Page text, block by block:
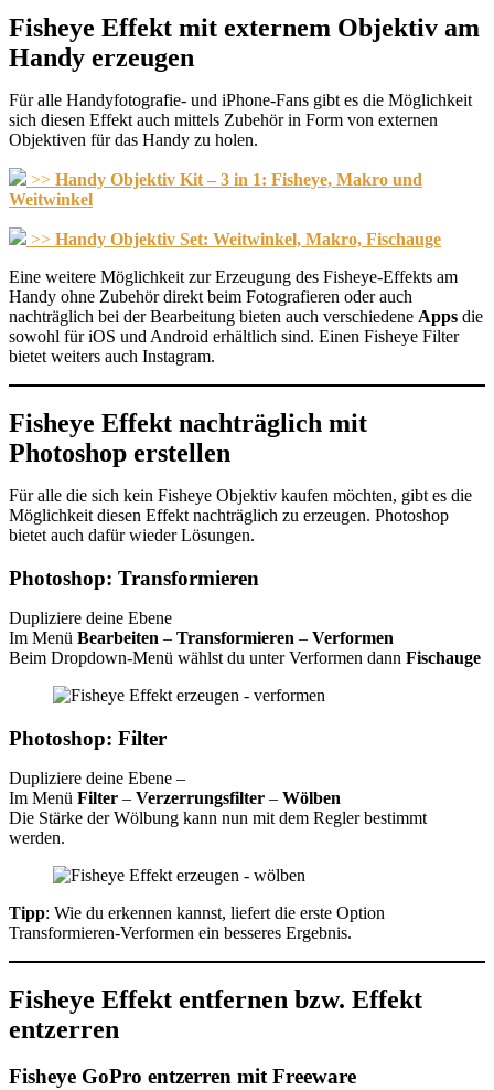
Fisheye Effekt mit externem Objektiv am
Handy erzeugen
Für alle Handyfotografie- und iPhone-Fans gibt es die Möglichkeit
sich diesen Effekt auch mittels Zubehör in Form von externen
Objektiven für das Handy zu holen.
>> Handy Objektiv Kit – 3 in 1: Fisheye, Makro und
Weitwinkel
>> Handy Objektiv Set: Weitwinkel, Makro, Fischauge
Eine weitere Möglichkeit zur Erzeugung des Fisheye-Effekts am
Handy ohne Zubehör direkt beim Fotografieren oder auch
nachträglich bei der Bearbeitung bieten auch verschiedene Apps die
sowohl für iOS und Android erhältlich sind. Einen Fisheye Filter
bietet weiters auch Instagram.
Fisheye Effekt nachträglich mit
Photoshop erstellen
Für alle die sich kein Fisheye Objektiv kaufen möchten, gibt es die
Möglichkeit diesen Effekt nachträglich zu erzeugen. Photoshop
bietet auch dafür wieder Lösungen.
Photoshop: Transformieren
Dupliziere deine Ebene
Im Menü Bearbeiten – Transformieren – Verformen
Beim Dropdown-Menü wählst du unter Verformen dann Fischauge
Photoshop: Filter
Dupliziere deine Ebene –
Im Menü Filter – Verzerrungsfilter – Wölben
Die Stärke der Wölbung kann nun mit dem Regler bestimmt
werden.
Tipp: Wie du erkennen kannst, liefert die erste Option
Transformieren-Verformen ein besseres Ergebnis.
Fisheye Effekt entfernen bzw. Effekt
entzerren
Fisheye GoPro entzerren mit Freeware